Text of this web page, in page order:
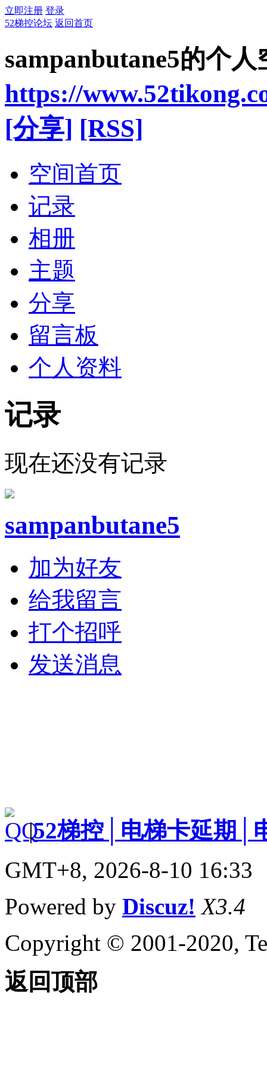
立即注册 登录
52梯控论坛 返回首页
sampanbutane5的个人
https://
[分享] [RSS]
空间首页
记录
相册
主题
分享
留言板
个人资料
记录
现在还没有记录
sampanbutane5
加为好友
给我留言
打个招呼
发送消息
|52梯控│电梯卡延期│
GMT+8, 2026-8-10 16:33
Powered by Discuz! X3.4
Copyright © 2001-2020,
返回顶部